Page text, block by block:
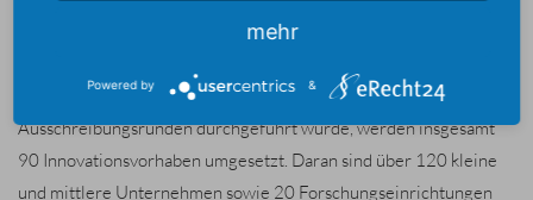
Standort wird“, erklärte Wirtschaftsministerin Dr. Nicole
Im Rahmen des KI-Innovationswettbewerbs, der seit 2019 in drei
Ausschreibungsrunden durchgeführt wurde, werden insgesamt
90 Innovationsvorhaben umgesetzt. Daran sind über 120 kleine
und mittlere Unternehmen sowie 20 Forschungseinrichtungen
mehr
Powered by &